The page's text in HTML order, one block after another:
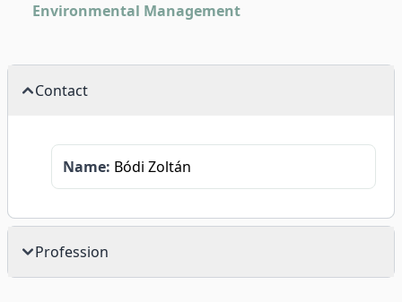
Environmental Management
Contact
Name: Bódi Zoltán
Profession